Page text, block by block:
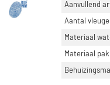
Aanvullend
Aantal
Materiaal
Materiaal